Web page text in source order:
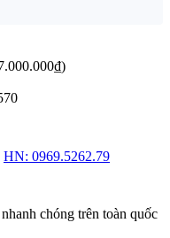
HN: 0969.5262.79
chóng trên toàn quốc